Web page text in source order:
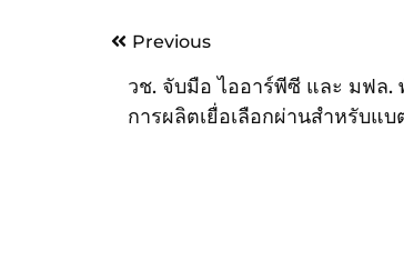
PostPrevious
วช. จับมือ ไออาร์พีซี และ มฟล.
การผลิตเยื่อเลือกผ่านสำหรับแบ